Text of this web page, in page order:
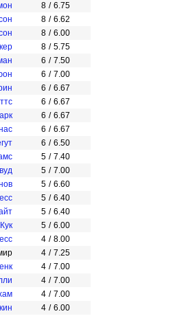
8 / 6.75
8 / 6.62
8 / 6.00
8 / 5.75
6 / 7.50
6 / 7.00
6 / 6.67
6 / 6.67
6 / 6.67
6 / 6.67
6 / 6.50
5 / 7.40
5 / 7.00
5 / 6.60
5 / 6.40
5 / 6.40
5 / 6.00
4 / 8.00
4 / 7.25
4 / 7.00
4 / 7.00
4 / 7.00
4 / 6.00